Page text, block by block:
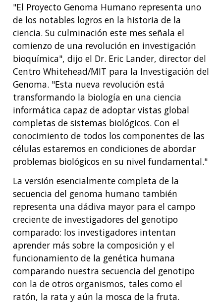
"El Proyecto Genoma Humano representa uno
de los notables logros en la historia de la
ciencia. Su culminación este mes señala el
comienzo de una revolución en investigación
bioquímica", dijo el Dr. Eric Lander, director del
Centro Whitehead/MIT para la Investigación del
Genoma. "Esta nueva revolución está
transformando la biología en una ciencia
informática capaz de adoptar vistas global
completas de sistemas biológicos. Con el
conocimiento de todos los componentes de las
células estaremos en condiciones de abordar
problemas biológicos en su nivel fundamental."
La versión esencialmente completa de la
secuencia del genoma humano también
representa una dádiva mayor para el campo
creciente de investigadores del genotipo
comparado: los investigadores intentan
aprender más sobre la composición y el
funcionamiento de la genética humana
comparando nuestra secuencia del genotipo
con la de otros organismos, tales como el
ratón, la rata y aún la mosca de la fruta.